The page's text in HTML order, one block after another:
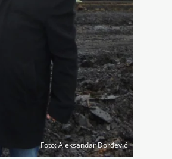
Foto: Aleksandar Đorđević